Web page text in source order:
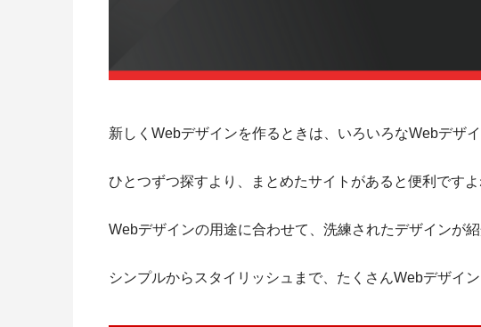
新しくWebデザインを作るときは、いろいろなWebデザイ
ひとつずつ探すより、まとめたサイトがあると便利ですよ
Webデザインの用途に合わせて、洗練されたデザインが
シンプルからスタイリッシュまで、たくさんWebデザイ